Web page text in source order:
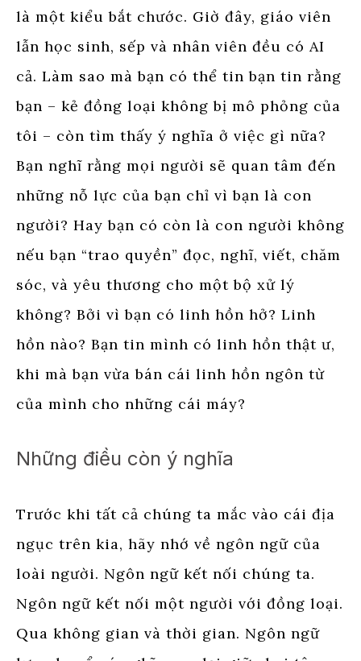
là một kiểu bắt chước. Giờ đây, giáo viên
lẫn học sinh, sếp và nhân viên đều có AI
cả. Làm sao mà bạn có thể tin bạn tin rằng
bạn – kẻ đồng loại không bị mô phỏng của
tôi – còn tìm thấy ý nghĩa ở việc gì nữa?
Bạn nghĩ rằng mọi người sẽ quan tâm đến
những nỗ lực của bạn chỉ vì bạn là con
người? Hay bạn có còn là con người không
nếu bạn “trao quyền” đọc, nghĩ, viết, chăm
sóc, và yêu thương cho một bộ xử lý
không? Bởi vì bạn có linh hồn hở? Linh
hồn nào? Bạn tin mình có linh hồn thật ư,
khi mà bạn vừa bán cái linh hồn ngôn từ
của mình cho những cái máy?
Những điều còn ý nghĩa
Trước khi tất cả chúng ta mắc vào cái địa
ngục trên kia, hãy nhớ về ngôn ngữ của
loài người. Ngôn ngữ kết nối chúng ta.
Ngôn ngữ kết nối một người với đồng loại.
Qua không gian và thời gian. Ngôn ngữ